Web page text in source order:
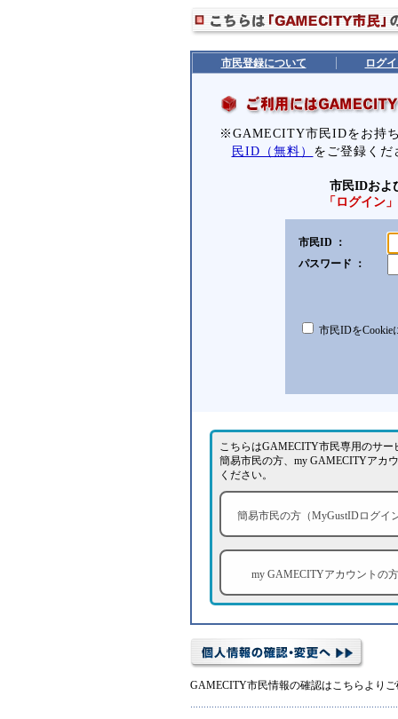
市民登録について ログ
※GAMECITY市民IDをお持
民ID（無料） をご登録くだ
市民IDおよ
「ログイン」
市民ID ：
パスワード ：
市民IDをCookie
こちらはGAMECITY市民専用のサー
簡易市民の方、my GAMECITYアカ
ください。
簡易市民の方（MyGustIDログイ
my GAMECITYアカウントの方
GAMECITY市民情報の確認はこちらより